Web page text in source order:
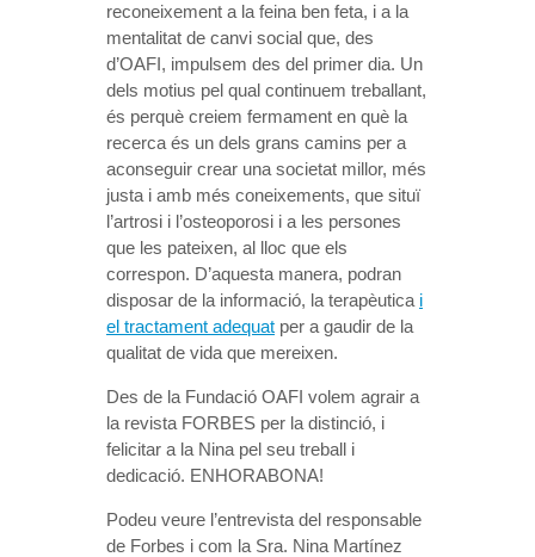
reconeixement a la feina ben feta, i a la
mentalitat de canvi social que, des
d’OAFI, impulsem des del primer dia. Un
dels motius pel qual continuem treballant,
és perquè creiem fermament en què la
recerca és un dels grans camins per a
aconseguir crear una societat millor, més
justa i amb més coneixements, que situï
l’artrosi i l’osteoporosi i a les persones
que les pateixen, al lloc que els
correspon. D’aquesta manera, podran
disposar de la informació, la terapèutica i
el tractament adequat per a gaudir de la
qualitat de vida que mereixen.
Des de la Fundació OAFI volem agrair a
la revista FORBES per la distinció, i
felicitar a la Nina pel seu treball i
dedicació. ENHORABONA!
Podeu veure l’entrevista del responsable
de Forbes i com la Sra. Nina Martínez